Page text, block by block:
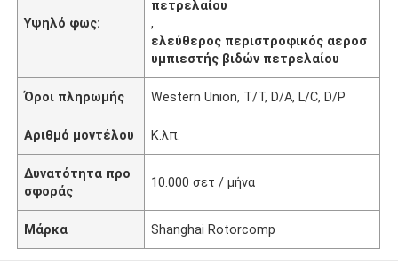
Υψηλό φως:
πετρελαίου
,
ελεύθερος περιστροφικός αεροσ
υμπιεστής βιδών πετρελαίου
Όροι πληρωμής Western Union, T/T, D/A, L/C, D/P
Αριθμό μοντέλου Κ.λπ.
Δυνατότητα προ
σφοράς
10.000 σετ / μήνα
Μάρκα Shanghai Rotorcomp